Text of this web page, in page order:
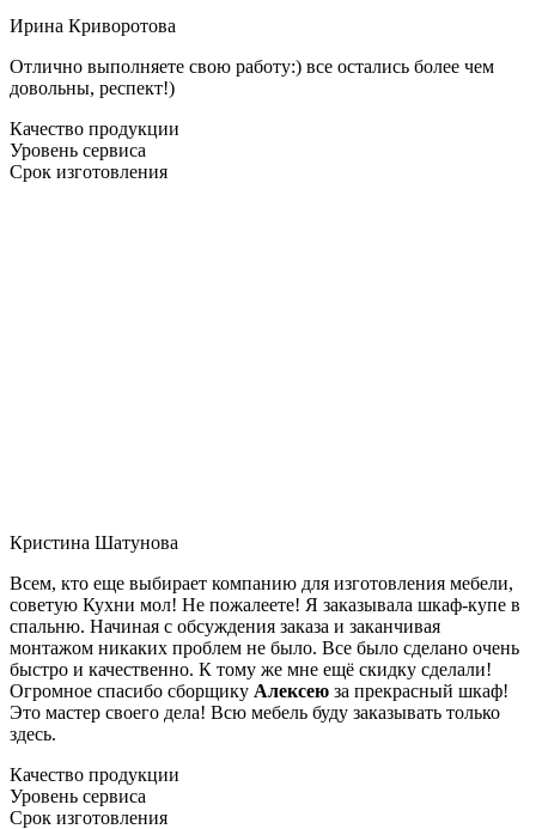
Ирина Криворотова
Отлично выполняете свою работу:) все остались более чем
довольны, респект!)
Качество продукции
Уровень сервиса
Срок изготовления
Кристина Шатунова
Всем, кто еще выбирает компанию для изготовления мебели,
советую Кухни мол! Не пожалеете! Я заказывала шкаф-купе в
спальню. Начиная с обсуждения заказа и заканчивая
монтажом никаких проблем не было. Все было сделано очень
быстро и качественно. К тому же мне ещё скидку сделали!
Огромное спасибо сборщику Алексею за прекрасный шкаф!
Это мастер своего дела! Всю мебель буду заказывать только
здесь.
Качество продукции
Уровень сервиса
Срок изготовления